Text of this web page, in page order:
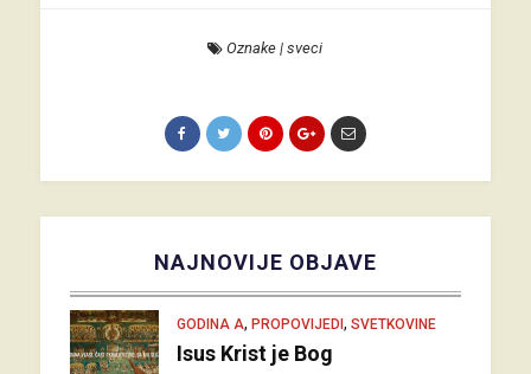
Oznake |sveci
NAJNOVIJE OBJAVE
GODINA A, PROPOVIJEDI, SVETKOVINE
Isus Krist je Bog